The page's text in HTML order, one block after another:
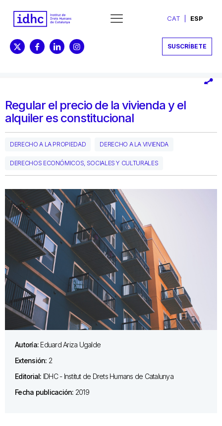
CAT ESP
SUSCRÍBETE
Regular el precio de la vivienda y el
alquiler es constitucional
DERECHO A LA PROPIEDAD DERECHO A LA VIVIENDA
DERECHOS ECONÓMICOS, SOCIALES Y CULTURALES
Autoría: Eduard Ariza Ugalde
Extensión: 2
Editorial: IDHC - Institut de Drets Humans de Catalunya
Fecha publicación: 2019